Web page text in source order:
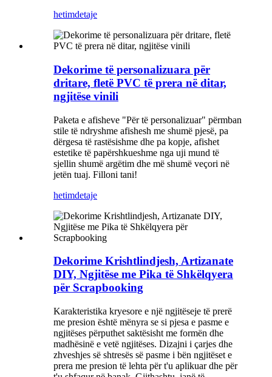
hetimdetaje
Dekorime të personalizuara për
dritare, fletë PVC të prera në ditar,
ngjitëse vinili
Paketa e afisheve "Për të personalizuar" përmban
stile të ndryshme afishesh me shumë pjesë, pa
dërgesa të rastësishme dhe pa kopje, afishet
estetike të papërshkueshme nga uji mund të
sjellin shumë argëtim dhe më shumë veçori në
jetën tuaj. Filloni tani!
hetimdetaje
Dekorime Krishtlindjesh, Artizanate
DIY, Ngjitëse me Pika të Shkëlqyera
për Scrapbooking
Karakteristika kryesore e një ngjitëseje të prerë
me presion është mënyra se si pjesa e pasme e
ngjitëses përputhet saktësisht me formën dhe
madhësinë e vetë ngjitëses. Dizajni i çarjes dhe
zhveshjes së shtresës së pasme i bën ngjitëset e
prera me presion të lehta për t'u aplikuar dhe për